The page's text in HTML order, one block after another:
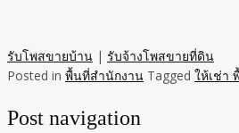
รับโพสขายบ้าน | รับจ้างโพสขายที่ดิน
Posted in พื้นที่สำนักงาน Tagged ให้เช่า
Post navigation